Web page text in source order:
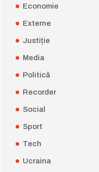
Economie
Externe
Justiție
Media
Politică
Recorder
Social
Sport
Tech
Ucraina